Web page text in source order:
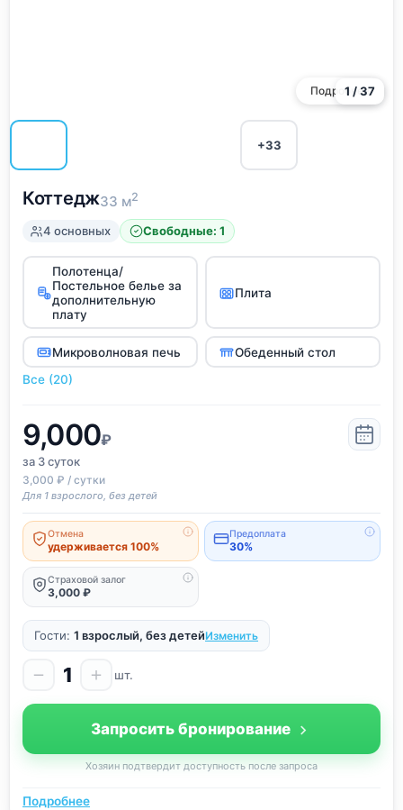
Подробнее
1 / 37
+33
Коттедж33 м2
4 основных Свободные: 1
Полотенца/
Постельное белье за
дополнительную
плату
Плита
Микроволновая печь
Обеденный стол
Все (20)
9,000₽
за 3суток
3,000 ₽ / сутки
Для 1 взрослого, без детей
Отмена
удерживается 100%
Предоплата
30%
Страховой залог
3,000 ₽
Гости: 1 взрослый, без детейИзменить
1 шт.
Запросить бронирование
Хозяин подтвердит доступность после запроса
Подробнее